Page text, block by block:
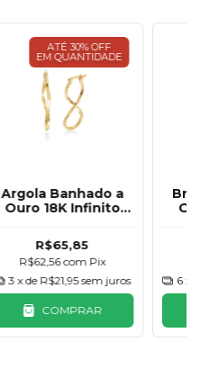
ATÉ 30% OFF
EM QUANTIDADE
Argola Banhado a
Ouro 18K Infinito
Quadrado
R$65,85
R$62,56com Pix
3 x de R$21,95 sem juros
COMPRAR
6 x